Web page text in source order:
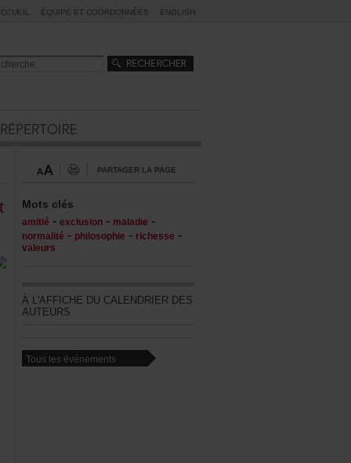
ÉQUIPEETCOORDONNÉES ENGLISH
PARTAGERLAPAGE
Motsclés
amitié - exclusion- maladie -
normalité - philosophie - richesse -
valeurs
ÀL'AFFICHEDUCALENDRIERDES
AUTEURS
Touslesévénements